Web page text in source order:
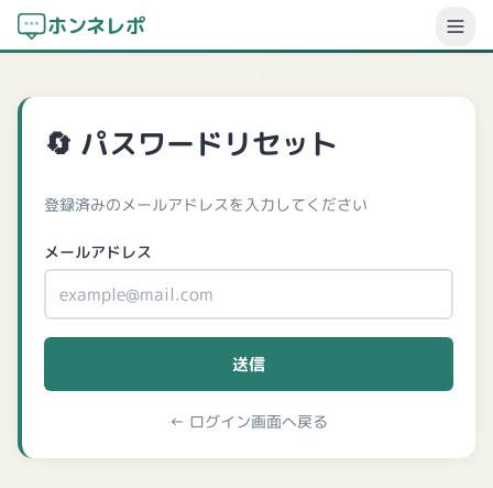
ホンネレポ
パスワードリセット
登録済みのメールアドレスを入力してください
メールアドレス
送信
ログイン画面へ戻る